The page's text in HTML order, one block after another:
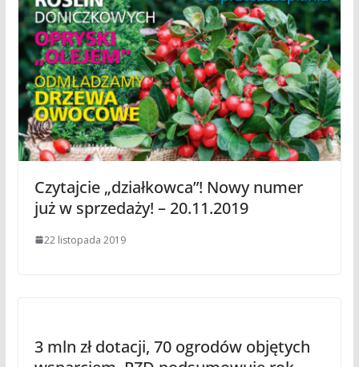
Czytajcie „działkowca”! Nowy numer
już w sprzedaży! – 20.11.2019
22 listopada 2019
3 mln zł dotacji, 70 ogrodów objętych